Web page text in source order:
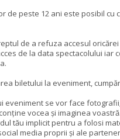
de peste 12 ani este posibil
de a refuza accesul
de la data spectacolului iar
biletului la eveniment,
eveniment se vor face
vocea și imaginea
tău implicit pentru a folosi
media proprii și ale